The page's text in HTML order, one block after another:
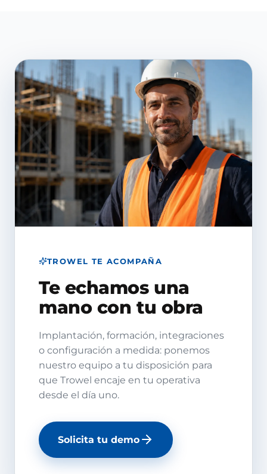
TROWEL TE ACOMPAÑA
Te echamos una
mano con tu obra
Implantación, formación, integraciones
o configuración a medida: ponemos
nuestro equipo a tu disposición para
que Trowel encaje en tu operativa
desde el día uno.
Solicita tu demo